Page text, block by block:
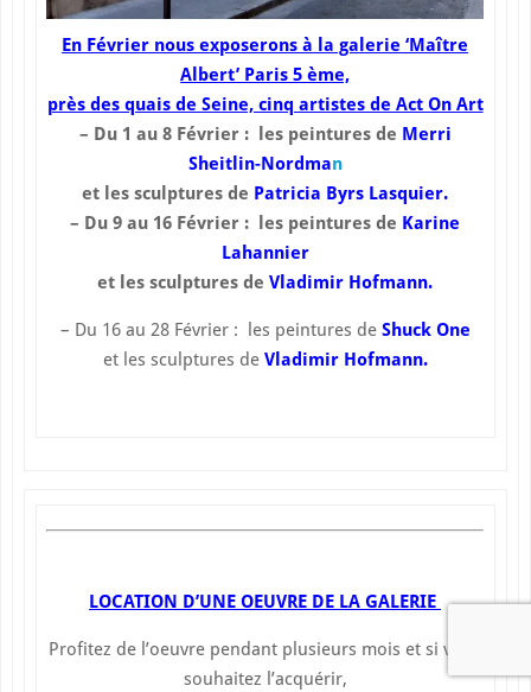
En Février nous exposerons à la galerie ‘Maître
Albert’ Paris 5 ème,
près des quais de Seine, cinq artistes de Act On Art
– Du 1 au 8 Février : les peintures de Merri
Sheitlin-Nordman
et les sculptures de Patricia Byrs Lasquier.
– Du 9 au 16 Février : les peintures de Karine
Lahannier
et les sculptures deVladimir Hofmann.
– Du 16 au 28 Février : les peintures de Shuck One
et les sculptures de Vladimir Hofmann.
LOCATION D’UNE OEUVRE DE LA GALERIE
Profitez de l’oeuvre pendant plusieurs mois et si vous
souhaitez l’acquérir,